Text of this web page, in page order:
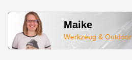
Maike
Werkzeug & Outdoor